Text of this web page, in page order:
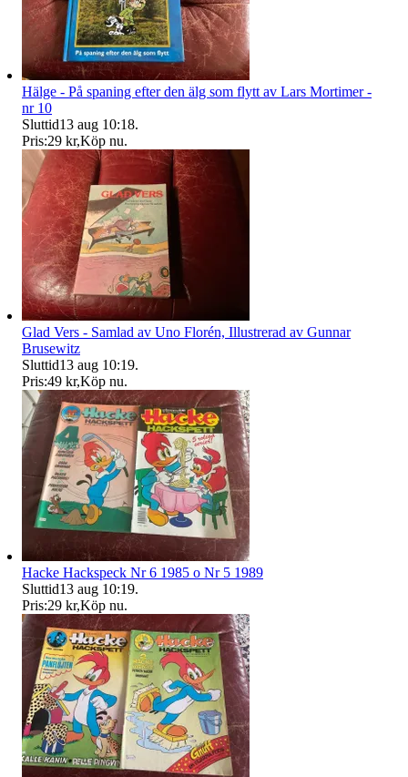
Hälge - På spaning efter den älg som flytt av Lars Mortimer -
nr 10
Sluttid13 aug 10:18.
Pris:29 kr,Köp nu.
Glad Vers - Samlad av Uno Florén, Illustrerad av Gunnar
Brusewitz
Sluttid13 aug 10:19.
Pris:49 kr,Köp nu.
Hacke Hackspeck Nr 6 1985 o Nr 5 1989
Sluttid13 aug 10:19.
Pris:29 kr,Köp nu.